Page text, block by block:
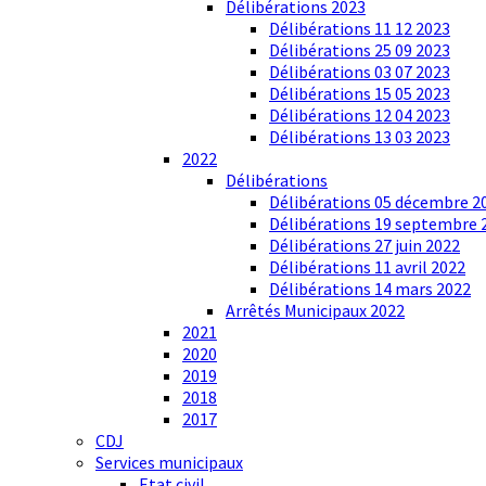
Délibérations 2023
Délibérations 11 12 2023
Délibérations 25 09 2023
Délibérations 03 07 2023
Délibérations 15 05 2023
Délibérations 12 04 2023
Délibérations 13 03 2023
2022
Délibérations
Délibérations 05 décembre
Délibérations 19 septembre
Délibérations 27 juin 2022
Délibérations 11 avril 2022
Délibérations 14 mars 2022
Arrêtés Municipaux 2022
2021
2020
2019
2018
2017
CDJ
Services municipaux